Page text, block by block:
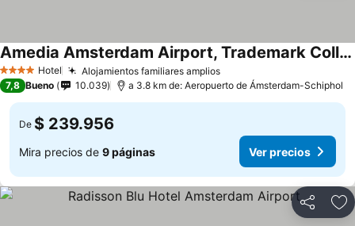
4 EstrellasHotel Alojamientos familiares amplios
Amedia Amsterdam Airport, Trademark Collection By Wyndham
7,8 Bueno 10.039 a 3.8 km de: Aeropuerto de Ámsterdam-Schiphol
De $ 239.956
Mira precios de 9 páginas Ver precios
Compartir